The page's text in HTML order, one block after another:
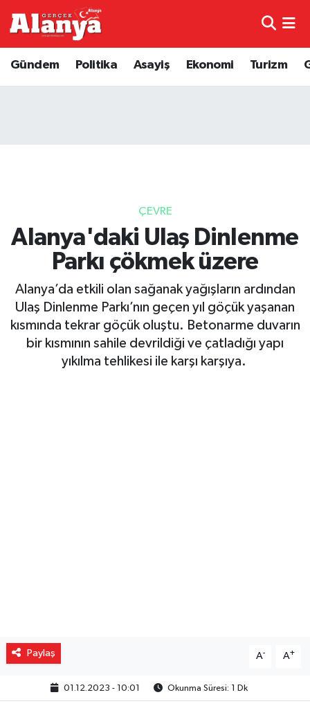
Gündem Politika Asayiş Ekonomi Turizm
ÇEVRE
Alanya'daki Ulaş Dinlenme
Parkı çökmek üzere
Alanya’da etkili olan sağanak yağışların ardından
Ulaş Dinlenme Parkı’nın geçen yıl göçük yaşanan
kısmında tekrar göçük oluştu. Betonarme duvarın
bir kısmının sahile devrildiği ve çatladığı yapı
yıkılma tehlikesi ile karşı karşıya.
Paylaş A- A+
01.12.2023 - 10:01 Okunma Süresi: 1 Dk
Genel
Dünya
Ekonomi
Gizlilik İlkeleri - Privacy Policy
Güncel
Trafik Durumu
Haber Arşivi